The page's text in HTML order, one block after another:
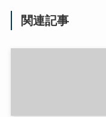
関連記事